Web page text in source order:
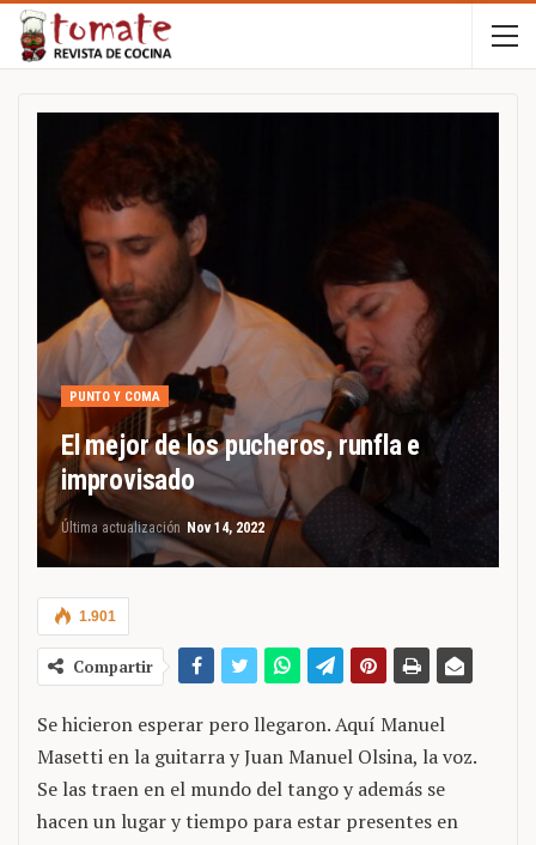
PUNTO Y COMA
El mejor de los pucheros, runfla e
improvisado
Última actualización Nov 14, 2022
1.901
Compartir
Se hicieron esperar pero llegaron. Aquí Manuel
Masetti en la guitarra y Juan Manuel Olsina, la voz.
Se las traen en el mundo del tango y además se
hacen un lugar y tiempo para estar presentes en